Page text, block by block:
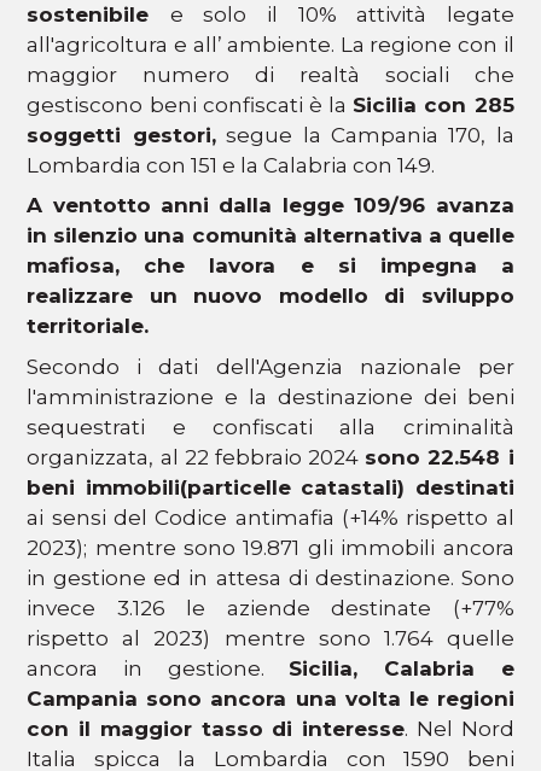
sostenibile e solo il 10% attività legate
all'agricoltura e all’ ambiente. La regione con il
maggior numero di realtà sociali che
gestiscono beni confiscati è la Sicilia con 285
soggetti gestori,segue la Campania 170, la
Lombardia con 151 e la Calabria con 149.
A ventotto anni dalla legge 109/96 avanza
in silenzio una comunità alternativa a quelle
mafiosa, che lavora e si impegna a
realizzare un nuovo modello di sviluppo
territoriale.
Secondo i dati dell'Agenzia nazionale per
l'amministrazione e la destinazione dei beni
sequestrati e confiscati alla criminalità
organizzata, al 22 febbraio 2024 sono 22.548 i
beni immobili(particelle catastali) destinati
ai sensi del Codice antimafia (+14% rispetto al
2023); mentre sono 19.871 gli immobili ancora
in gestione ed in attesa di destinazione. Sono
invece 3.126 le aziende destinate (+77%
rispetto al 2023) mentre sono 1.764 quelle
ancora in gestione. Sicilia, Calabria e
Campania sono ancora una volta le regioni
con il maggior tasso di interesse. Nel Nord
Italia spicca la Lombardia con 1590 beni